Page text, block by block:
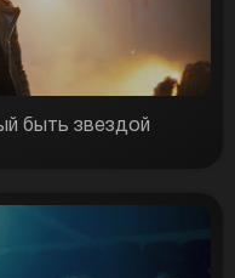
быть звездой